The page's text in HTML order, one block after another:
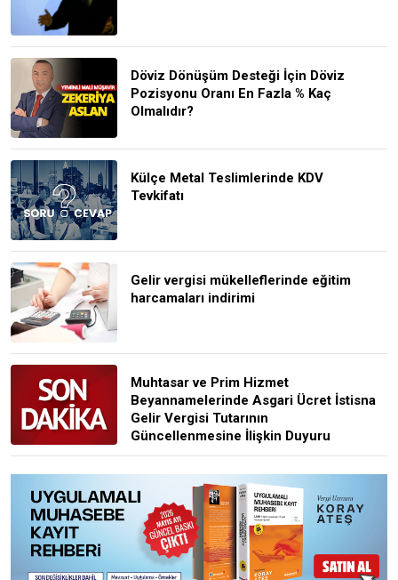
Döviz Dönüşüm Desteği İçin Döviz
Pozisyonu Oranı En Fazla % Kaç
Olmalıdır?
Külçe Metal Teslimlerinde KDV
Tevkifatı
Gelir vergisi mükelleflerinde eğitim
harcamaları indirimi
Muhtasar ve Prim Hizmet
Beyannamelerinde Asgari Ücret İstisna
Gelir Vergisi Tutarının
Güncellenmesine İlişkin Duyuru